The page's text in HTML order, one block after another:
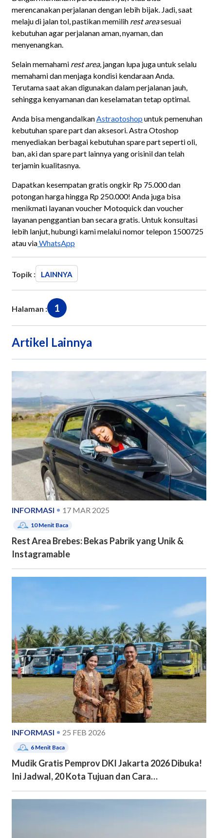
merencanakan perjalanan dengan lebih bijak. Jadi, saat
melaju di jalan tol, pastikan memilih rest areasesuai
kebutuhan agar perjalanan aman, nyaman, dan
menyenangkan.
Selain memahami rest area, jangan lupa juga untuk selalu
memahami dan menjaga kondisi kendaraan Anda.
Terutama saat akan digunakan dalam perjalanan jauh,
sehingga kenyamanan dan keselamatan tetap optimal.
Anda bisa mengandalkan Astraotoshop untuk pemenuhan
kebutuhan spare part dan aksesori. Astra Otoshop
menyediakan berbagai kebutuhan spare part seperti oli,
ban, aki dan spare part lainnya yang orisinil dan telah
terjamin kualitasnya.
Dapatkan kesempatan gratis ongkir Rp 75.000 dan
potongan harga hingga Rp 250.000! Anda juga bisa
menikmati layanan voucher Motoquick dan voucher
layanan penggantian ban secara gratis. Untuk konsultasi
lebih lanjut, hubungi kami melalui nomor telepon 1500725
atau viaWhatsApp
Topik : LAINNYA
Halaman : 1
Artikel Lainnya
INFORMASI 17 MAR 2025
10Menit Baca
Rest Area Brebes: Bekas Pabrik yang Unik &
Instagramable
INFORMASI 25 FEB 2026
6 Menit Baca
Mudik Gratis Pemprov DKI Jakarta 2026 Dibuka!
Ini Jadwal, 20 Kota Tujuan dan Cara
Pendaftarannya